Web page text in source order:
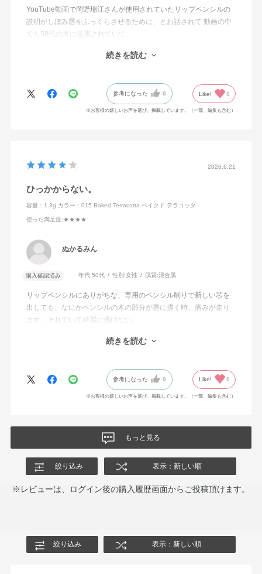
YouTube動画で岡野瑞江さんが使用されていたリップペンシルの
説明がしぼみ唇をふっくらさせるために、とお話されて 動画の中
でも50代の方に使用されていて
続きを読む
参考になった 0 Like! 0
※お客様の嬉しいお声を選び、掲載しています。（一部、編集も含む）
2026.6.21
ひっかからない。
容量：1.3g カラー：015 Baked Terracotta ベイクド テラコッタ
使った満足度:★★★★
ぬかるみん
購入確認済み 年代:50代 性別:女性 肌質:混合肌
リップペンシルにありがちな、専用のペンシル削りで新しい芯を
出しても、なにかペンシルの木の部分が唇に描く時、痛みが走り
ます。それでいて綺麗に描けない。
からず、ストレスなく描くことができます。
続きを読む
参考になった 0 Like! 0
※お客様の嬉しいお声を選び、掲載しています。（一部、編集も含む）
もっと見る
絞り込み 表示：新しい順
※レビューは、ログイン後の購入履歴画面からご投稿頂けます。
絞り込み 表示：新しい順